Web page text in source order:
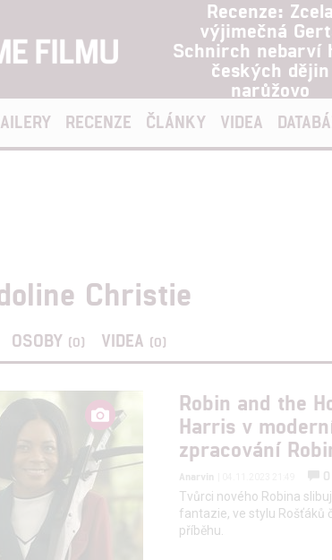
Recenze: Zcela
výjimečná
Schnirch nebarví
českých dějin
narůžovo
RECENZE ČLÁNKY VIDEA
Christie
OSOBY (0) VIDEA (0)
Robin and the
Harris v
zpracování
Anarvin
0
Tvůrci nového Robina
fantazie, ve stylu Rošťáků
příběhu.